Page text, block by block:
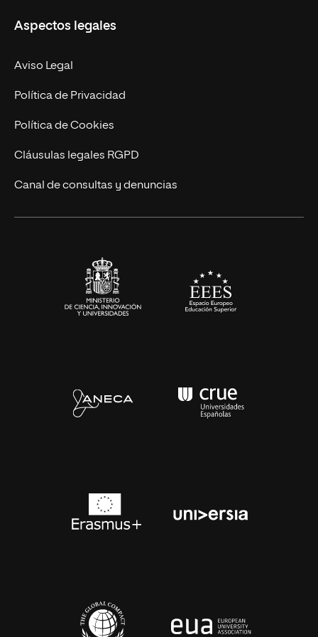
Doctorados
Experto Universitario
Postgrados
Cursos Universitarios
Facultades
Nuestro Equipo
Trabaja en UNIR
Actualidad
UNIR Revista
Eventos
Aspectos legales
Aviso Legal
Política de Privacidad
Política de Cookies
Cláusulas legales RGPD
Canal de consultas y denuncias